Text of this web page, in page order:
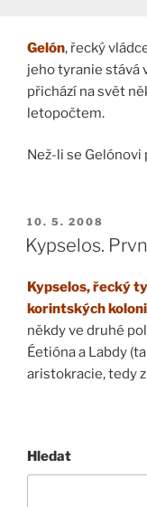
Gelón, řecký
jeho tyranie stává
přichází na svět
letopočtem.
Než-li se
PUBLIKOVÁNO
10. 5. 2008
Kypselos.
Kypselos, řecký
korintských
někdy ve druhé
Éetióna a Labdy
aristokracie, tedy
Hledat